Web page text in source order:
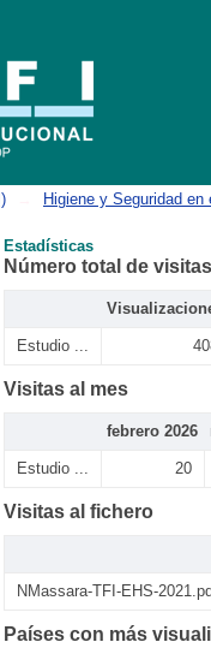
Higiene y Seguridad en
Estadísticas
Número total de visitas
Estudio ...
Visitas al mes
febrero 2026
Estudio ... 20
Visitas al fichero
NMassara-TFI-EHS-
Países con más